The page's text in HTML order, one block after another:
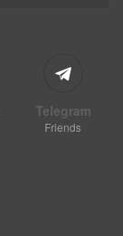
Telegram
Friends